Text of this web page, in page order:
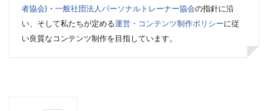
者協会) ・ 一般社団法人パーソナルトレーナー協会の指針に沿
い、そして私たちが定める運営・コンテンツ制作ポリシーに従
い良質なコンテンツ制作を目指しています。